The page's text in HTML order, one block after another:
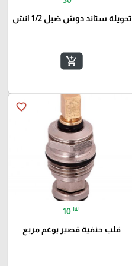
تحويلة ستاند دوش ضبل 1/2 انش
add_shopping_cart
favorite_border
10 ₪
قلب حنفية قصير يوعم مربع